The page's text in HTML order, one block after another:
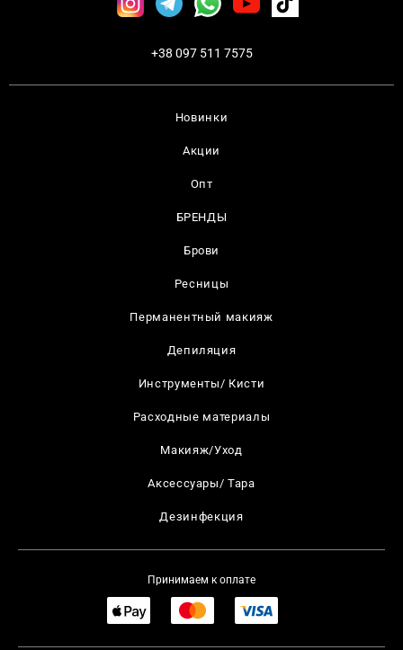
Новинки
Акции
Опт
БРЕНДЫ
Брови
Ресницы
Перманентный макияж
Депиляция
Инструменты/ Кисти
Расходные материалы
Макияж/Уход
Аксессуары/ Тара
Дезинфекция
+38 097 511 7575
Принимаем к оплате